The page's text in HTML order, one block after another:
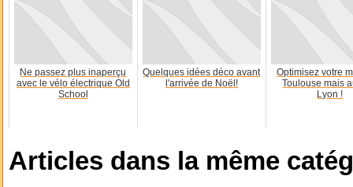
Ne passez plus inaperçu
avec le vélo électrique Old
School
Quelques idées déco avant
l'arrivée de Noël!
Optimisez votre
Toulouse mais
Lyon !
Articles dans la même